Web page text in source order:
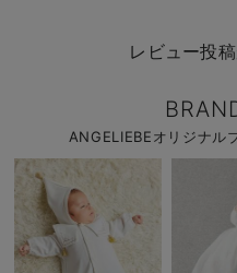
レビュー投
ANGELIEBEオリジナル